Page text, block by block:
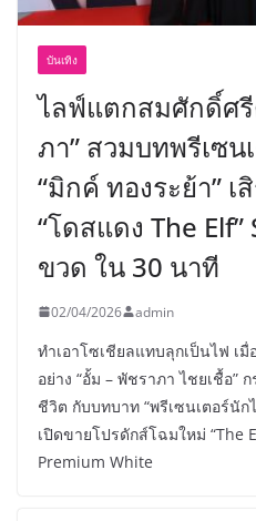
บันเทิง
ไลฟ์แตกสมศักดิ์ศ
ภา” สวมบทพรีเซน
“มิกค์ ทองระย้า”
“โดสแดง The
ขวด ใน 30 นาที
02/04/2026 admin
ทำเอาโซเชียลแทบลุกเป็นไฟ เ
อย่าง “อั้ม – พัชราภา ไชยเชื้อ”
ชีวิต กับบทบาท “พรีเซนเตอร์นัก
เปิดขายโปรดักส์โฉมใหม่ “The
Premium White